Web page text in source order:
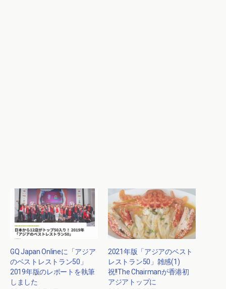
GQ Japan Onlineに「アジア
のベストレストラン50」
2019年版のレポートを執筆
しました
2021年版「アジアのベスト
レストラン50」雑感(1)
祝!!The Chairmanが香港初
アジアトップに